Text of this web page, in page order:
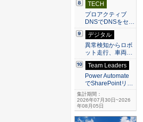
TECH
プロアクティブ
DNSでDNSをセ…
デジタル
異常検知からロボ
ット走行、車両…
Team Leaders
Power Automate
でSharePointリ…
集計期間：
2026年07月30日~2026
年08月05日